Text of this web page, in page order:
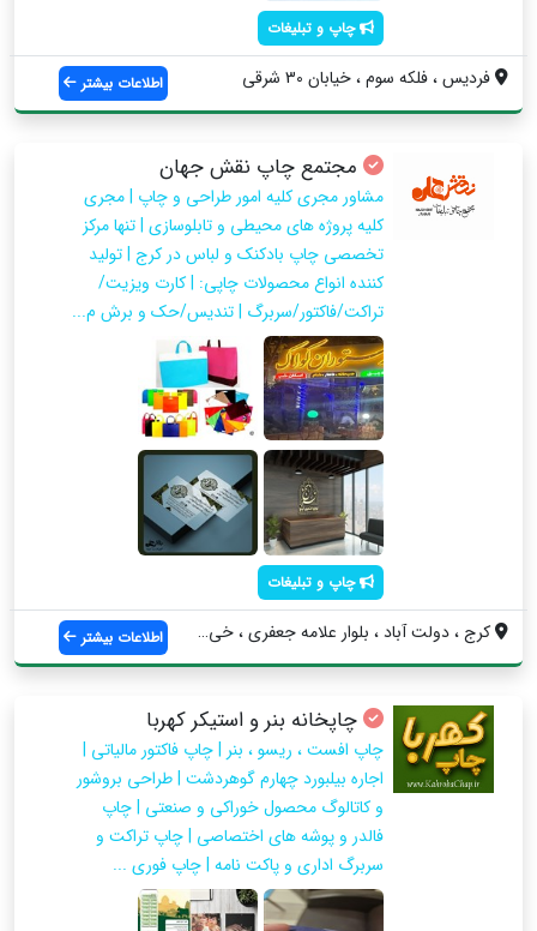
چاپ و تبلیغات
فردیس ، فلکه سوم ، خیابان 30 شرقی اطلاعات بیشتر
مجتمع چاپ نقش جهان
مشاور مجری کلیه امور طراحی و چاپ | مجری
کلیه پروژه های محیطی و تابلوسازی | تنها مرکز
تخصصی چاپ بادکنک و لباس در کرج | تولید
کننده انواع محصولات چاپی: | کارت ویزیت/
تراکت/فاکتور/سربرگ | تندیس/حک و برش م...
چاپ و تبلیغات
کرج ، دولت آباد ، بلوار علامه جعفری ، خی... اطلاعات بیشتر
چاپخانه بنر و استیکر کهربا
چاپ افست ، ریسو ، بنر | چاپ فاکتور مالیاتی |
اجاره بیلبورد چهارم گوهردشت | طراحی بروشور
و کاتالوگ محصول خوراکی و صنعتی | چاپ
فالدر و پوشه های اختصاصی | چاپ تراکت و
سربرگ اداری و پاکت نامه | چاپ فوری ...